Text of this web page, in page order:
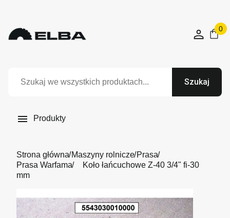
0
Szukaj
 Produkty
Strona główna Maszyny rolnicze Prasa
Prasa Warfama
Koło łańcuchowe Z-40 3/4" fi-30
mm
Niedostępny